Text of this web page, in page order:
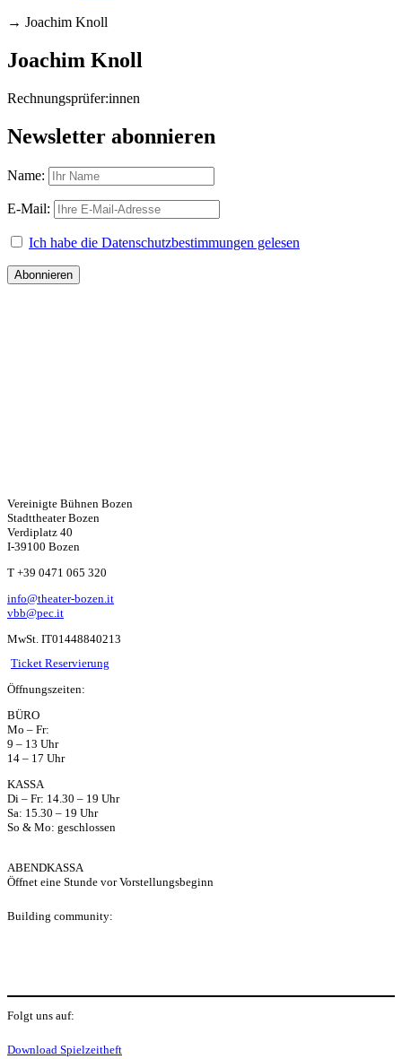
→ Joachim Knoll
Joachim Knoll
Rechnungsprüfer:innen
Newsletter abonnieren
Name:
E-Mail:
Ich habe die Datenschutzbestimmungen gelesen
Vereinigte Bühnen Bozen
Stadttheater Bozen
Verdiplatz 40
I-39100 Bozen
T +39 0471 065 320
info@theater-bozen.it
vbb@pec.it
MwSt. IT01448840213
W
ha
ts
ap
p
Ticket Reservierung
Öffnungszeiten:
BÜRO
Mo – Fr:
9 – 13 Uhr
14 – 17 Uhr
KASSA
Di – Fr: 14.30 – 19 Uhr
Sa: 15.30 – 19 Uhr
So & Mo: geschlossen
ABENDKASSA
Öffnet eine Stunde vor Vorstellungsbeginn
Building community:
P
Folgt uns auf:
Y
Download Spielzeitheft